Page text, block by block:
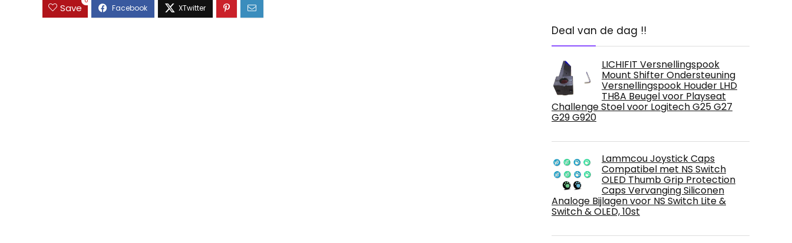
Save
Deal van de dag !!
LICHIFIT Versnellingspook
Mount Shifter Ondersteuning
Versnellingspook Houder LHD
TH8A Beugel voor Playseat
Challenge Stoel voor Logitech G25 G27
G29 G920
Lammcou Joystick Caps
Compatibel met NS Switch
OLED Thumb Grip Protection
Caps Vervanging Siliconen
Analoge Bijlagen voor NS Switch Lite &
Switch & OLED, 10st